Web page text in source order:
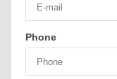
Phone